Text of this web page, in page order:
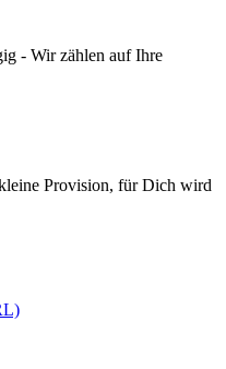
- Wir zählen auf Ihre
Provision, für Dich wird